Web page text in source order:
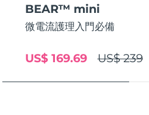
BEAR™ mini
微電流護理入門必備
US$ 239
US$ 169.69